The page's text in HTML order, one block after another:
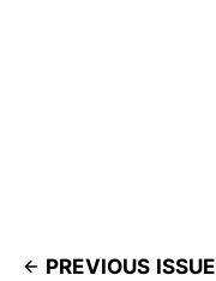
PREVIOUS ISSUE